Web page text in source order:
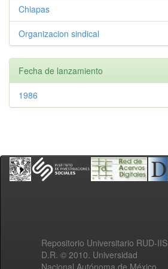
Chiapas
Organizacion sindical
Fecha de lanzamiento
1986
Repositorio Universitario RUD-IIS
D.R. © 2010. Universidad
Nacional Autónoma de México.